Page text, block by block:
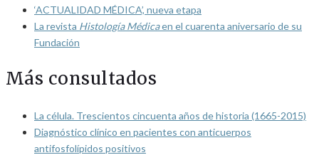
‘ACTUALIDAD MÉDICA’, nueva etapa
La revista Histología Médicaen el cuarenta aniversario de su
Fundación
Más consultados
La célula. Trescientos cincuenta años de historia (1665-2015)
Diagnóstico clínico en pacientes con anticuerpos
antifosfolípidos positivos